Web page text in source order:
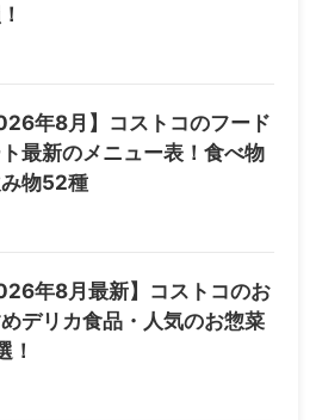
年8月】コストコのフード
最新のメニュー表！食べ物
み物52種
年8月最新】コストコのお
デリカ食品・人気のお惣菜
！